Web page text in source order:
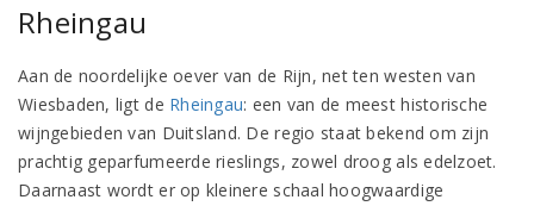
Rheingau
Aan de noordelijke oever van de Rijn, net ten westen van
Wiesbaden, ligt de Rheingau: een van de meest historische
wijngebieden van Duitsland. De regio staat bekend om zijn
prachtig geparfumeerde rieslings, zowel droog als edelzoet.
Daarnaast wordt er op kleinere schaal hoogwaardige